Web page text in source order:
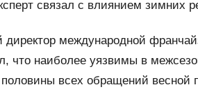
связал с влиянием зимних
директор международной
что наиболее уязвимы в
половины всех обращений